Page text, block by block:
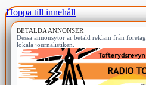
Hoppa till innehåll
BETALDA ANNONSER
Dessa annonsytor är betald reklam från
lokala journalistiken.